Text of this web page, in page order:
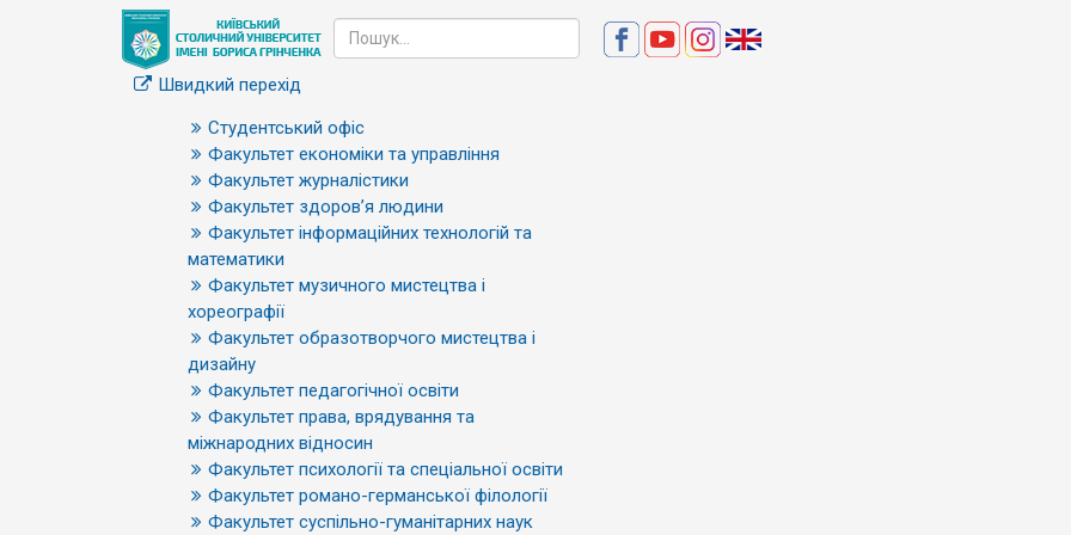
Швидкий перехід
Студентський офіс
Факультет економіки та управління
Факультет журналістики
Факультет здоров’я людини
Факультет інформаційних технологій та
математики
Факультет музичного мистецтва і
хореографії
Факультет образотворчого мистецтва і
дизайну
Факультет педагогічної освіти
Факультет права, врядування та
міжнародних відносин
Факультет психології та спеціальної освіти
Факультет романо-германської філології
Факультет суспільно-гуманітарних наук